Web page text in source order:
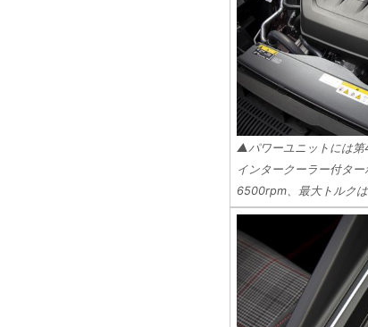
▲パワーユニットには第
インタークーラー付タ
6500rpm、最大トルク